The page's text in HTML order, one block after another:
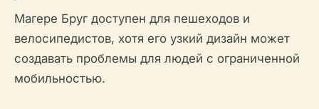
Магере Бруг доступен для пешеходов и
велосипедистов, хотя его узкий дизайн может
создавать проблемы для людей с ограниченной
мобильностью.